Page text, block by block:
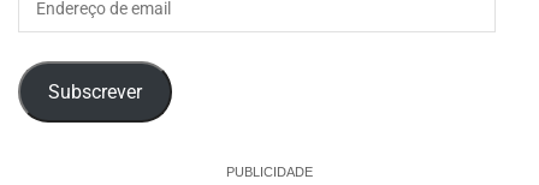
Subscrever
PUBLICIDADE